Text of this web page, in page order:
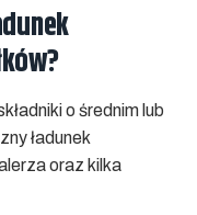
o średnim lub
ładunek
oraz kilka